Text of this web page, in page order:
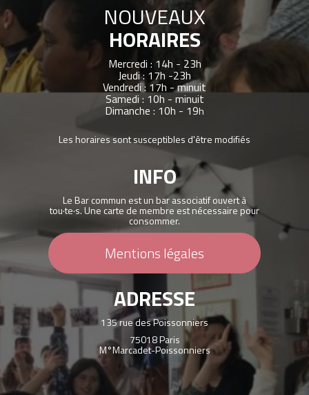
NOUVEAUX
HORAIRES
Mercredi : 14h - 23h
Jeudi : 17h -23h
Vendredi : 17h - minuit
Samedi : 10h - minuit
Dimanche : 10h - 19h
Les horaires sont susceptibles d'être modifiés
INFO
Le Bar commun est un bar associatif ouvert à
tou·te·s. Une carte de membre est nécessaire pour
consommer.
Mentions légales
ADRESSE
135 rue des Poissonniers
75018 Paris
M°Marcadet-Poissonniers